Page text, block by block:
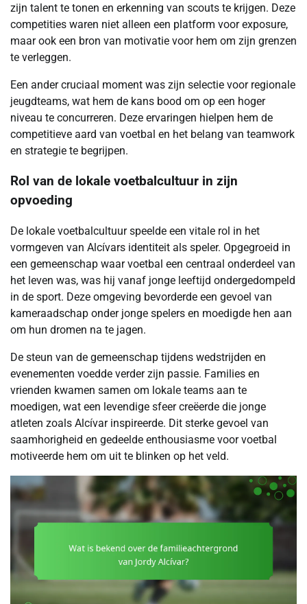
zijn talent te tonen en erkenning van scouts te krijgen. Deze
competities waren niet alleen een platform voor exposure,
maar ook een bron van motivatie voor hem om zijn grenzen
te verleggen.
Een ander cruciaal moment was zijn selectie voor regionale
jeugdteams, wat hem de kans bood om op een hoger
niveau te concurreren. Deze ervaringen hielpen hem de
competitieve aard van voetbal en het belang van teamwork
en strategie te begrijpen.
Rol van de lokale voetbalcultuur in zijn
opvoeding
De lokale voetbalcultuur speelde een vitale rol in het
vormgeven van Alcívars identiteit als speler. Opgegroeid in
een gemeenschap waar voetbal een centraal onderdeel van
het leven was, was hij vanaf jonge leeftijd ondergedompeld
in de sport. Deze omgeving bevorderde een gevoel van
kameraadschap onder jonge spelers en moedigde hen aan
om hun dromen na te jagen.
De steun van de gemeenschap tijdens wedstrijden en
evenementen voedde verder zijn passie. Families en
vrienden kwamen samen om lokale teams aan te
moedigen, wat een levendige sfeer creëerde die jonge
atleten zoals Alcívar inspireerde. Dit sterke gevoel van
saamhorigheid en gedeelde enthousiasme voor voetbal
motiveerde hem om uit te blinken op het veld.